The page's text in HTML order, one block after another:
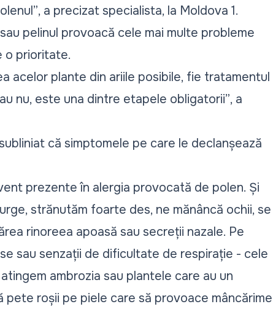
, a precizat specialista, la Moldova 1.
pelinul provoacă cele mai multe probleme
o prioritate.
acelor plante din ariile posibile, fie tratamentul
nu, este una dintre etapele obligatorii”, a
că simptomele pe care le declanșează
prezente în alergia provocată de polen. Și
strănutăm foarte des, ne mănâncă ochii, se
rinoreea apoasă sau secreții nazale. Pe
sau senzații de dificultate de respirație - cele
ambrozia sau plantele care au un
pete roșii pe piele care să provoace mâncărime